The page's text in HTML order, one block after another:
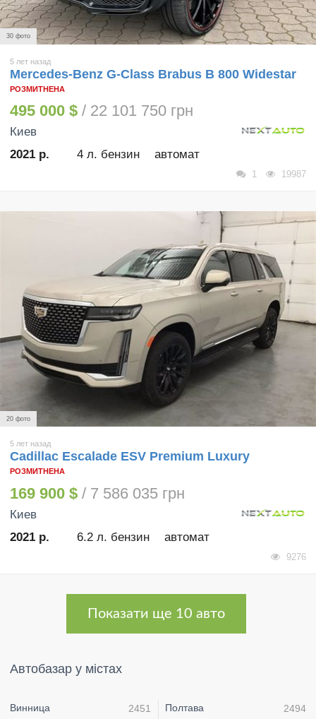
30 фото
5 лет назад
Mercedes-Benz G-Class Brabus B 800 Widestar
РОЗМИТНЕНА
495 000 $ / 22 101 750 грн
Киев
2021 р.
4 л. бензин автомат
1 19987
20 фото
5 лет назад
Cadillac Escalade ESV Premium Luxury
РОЗМИТНЕНА
169 900 $ / 7 586 035 грн
Киев
2021 р.
6.2 л. бензин автомат
9276
Показати ще 10 авто
Автобазар у містах
Винница
2451
Полтава
2494